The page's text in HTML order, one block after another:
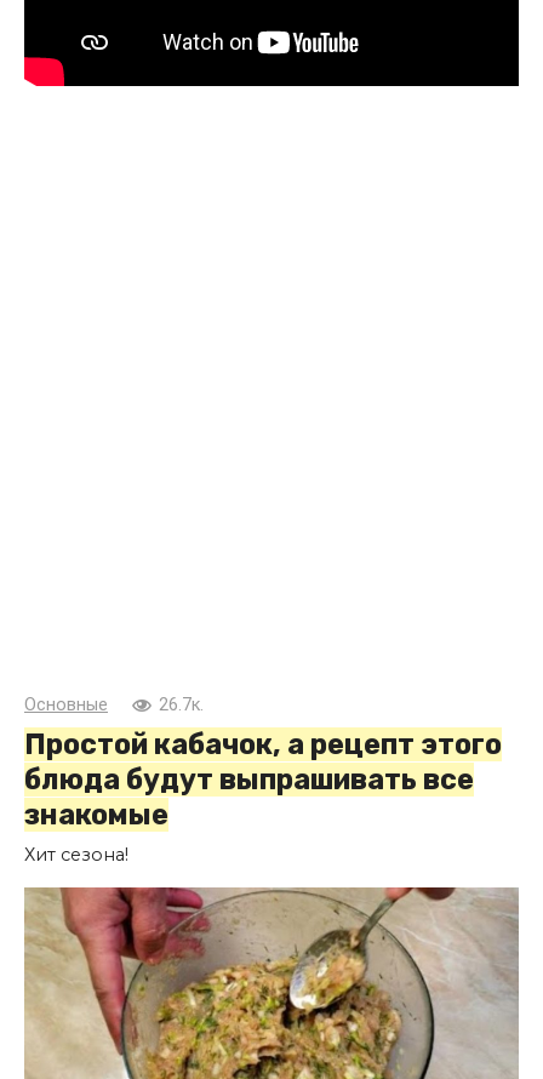
Основные 26.7к.
Простой кабачок, а рецепт этого
блюда будут выпрашивать все
знакомые
Хит сезона!